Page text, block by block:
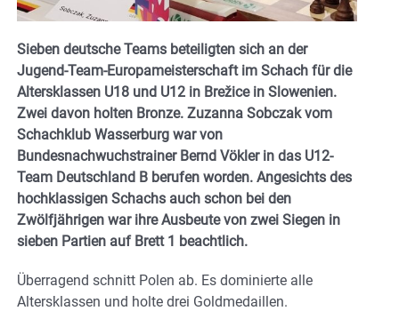
Sieben deutsche Teams beteiligten sich an der
Jugend-Team-Europameisterschaft im Schach für die
Altersklassen U18 und U12 in Brežice in Slowenien.
Zwei davon holten Bronze. Zuzanna Sobczak vom
Schachklub Wasserburg war von
Bundesnachwuchstrainer Bernd Vökler in das U12-
Team Deutschland B berufen worden. Angesichts des
hochklassigen Schachs auch schon bei den
Zwölfjährigen war ihre Ausbeute von zwei Siegen in
sieben Partien auf Brett 1 beachtlich.
Überragend schnitt Polen ab. Es dominierte alle
Altersklassen und holte drei Goldmedaillen.